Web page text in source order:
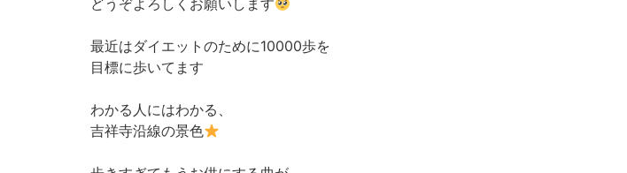
どうぞよろしくお願いします
最近はダイエットのために10000歩を
目標に歩いてます
わかる人にはわかる、
吉祥寺沿線の景色